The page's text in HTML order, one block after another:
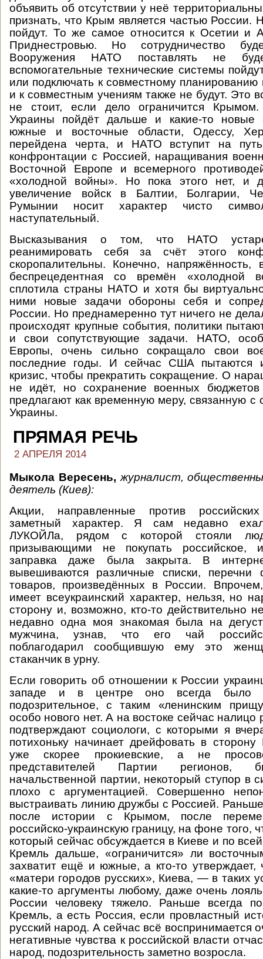
объявить об отсутствии у неё
признать, что Крым является частью России.
пойдут. То же самое относится к Осетии и
Приднестровью. Но сотрудничество
Вооружения НАТО поставлять не
вспомогательные технические системы
или подключать к совместному
и к совместным учениям также не будут. Это
не стоит, если дело ограничится
Украины пойдёт дальше и какие-то новые
южные и восточные области, Одессу,
перейдена черта, и НАТО вступит на
конфронтации с Россией, наращивания
Восточной Европе и всемерного
«холодной войны». Но пока этого нет, и
увеличение войск в Балтии, Болгарии,
Румынии носит характер чисто
наступательный.
Высказывания о том, что НАТО
реанимировать себя за счёт этого
скоропалительны. Конечно, напряжённость,
беспрецедентная со времён «холодной
сплотила страны НАТО и хотя бы
ними новые задачи обороны себя и
России. Но преднамеренно тут ничего не
происходят крупные события, политики
и свои сопутствующие задачи. НАТО,
Европы, очень сильно сокращало свои
последние годы. И сейчас США пытаются
кризис, чтобы прекратить сокращение. О
не идёт, но сохранение военных
предлагают как временную меру, связанную с
Украины.
ПРЯМАЯ РЕЧЬ
2 АПРЕЛЯ 2014
Мыкола Вересень, журналист,
деятель (Киев):
Акции, направленные против
заметный характер. Я сам недавно
ЛУКОЙЛа, рядом с которой стояли
призывающими не покупать российское,
заправка даже была закрыта. В
вывешиваются различные списки,
товаров, произведённых в России.
имеет всеукраинский характер, нельзя, но
сторону и, возможно, кто-то действительно
недавно одна моя знакомая была на
мужчина, узнав, что его чай
поблагодарил сообщившую ему это
стаканчик в урну.
Если говорить об отношении к России
западе и в центре оно всегда было
подозрительное, с таким «ленинским
особо нового нет. А на востоке сейчас налицо
подтверждают социологи, с которыми я
потихоньку начинает дрейфовать в
уже скорее прокиевские, а не
представителей Партии регионов,
начальственной партии, некоторый ступор в
плохо с аргументацией. Совершенно
выстраивать линию дружбы с Россией.
после истории с Крымом, после
российско-украинскую границу, на фоне того,
который сейчас обсуждается в Киеве и по
Кремль дальше, «ограничится» ли
захватит ещё и южные, а кто-то утверждает,
«матери городов русских», Киева, — в таких
какие-то аргументы любому, даже очень
России человеку тяжело. Раньше всегда
Кремль, а есть Россия, если провластный
русский народ. А сейчас всё воспринимается
негативные чувства к российской власти
народ, подозрительность заметно возросла.